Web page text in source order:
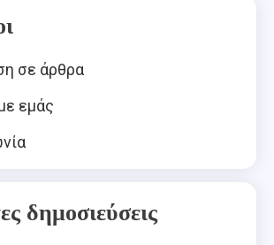
σε άρθρα
εμάς
δημοσιεύσεις